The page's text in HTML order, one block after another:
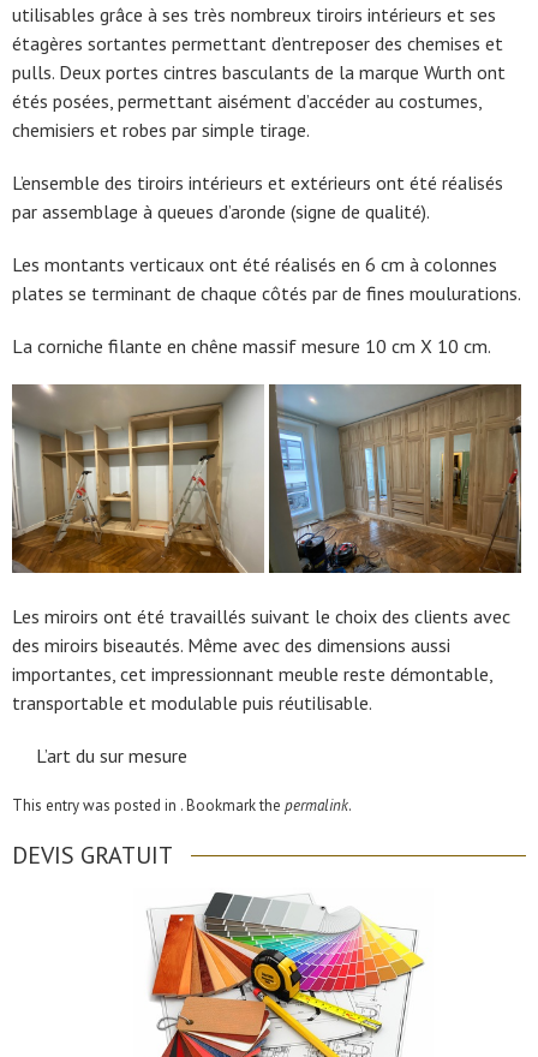
utilisables grâce à ses très nombreux tiroirs intérieurs et ses
étagères sortantes permettant d’entreposer des chemises et
pulls. Deux portes cintres basculants de la marque Wurth ont
étés posées, permettant aisément d’accéder au costumes,
chemisiers et robes par simple tirage.
L’ensemble des tiroirs intérieurs et extérieurs ont été réalisés
par assemblage à queues d’aronde (signe de qualité).
Les montants verticaux ont été réalisés en 6 cm à colonnes
plates se terminant de chaque côtés par de fines moulurations.
La corniche filante en chêne massif mesure 10 cm X 10 cm.
Les miroirs ont été travaillés suivant le choix des clients avec
des miroirs biseautés. Même avec des dimensions aussi
importantes, cet impressionnant meuble reste démontable,
transportable et modulable puis réutilisable.
L’art du sur mesure
This entry was posted in . Bookmark the permalink.
DEVIS GRATUIT